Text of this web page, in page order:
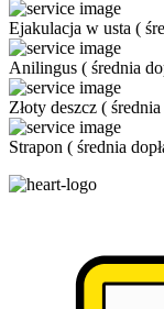
Ejakulacja w usta (
Anilingus ( średnia
Złoty deszcz ( średnia
Strapon ( średnia